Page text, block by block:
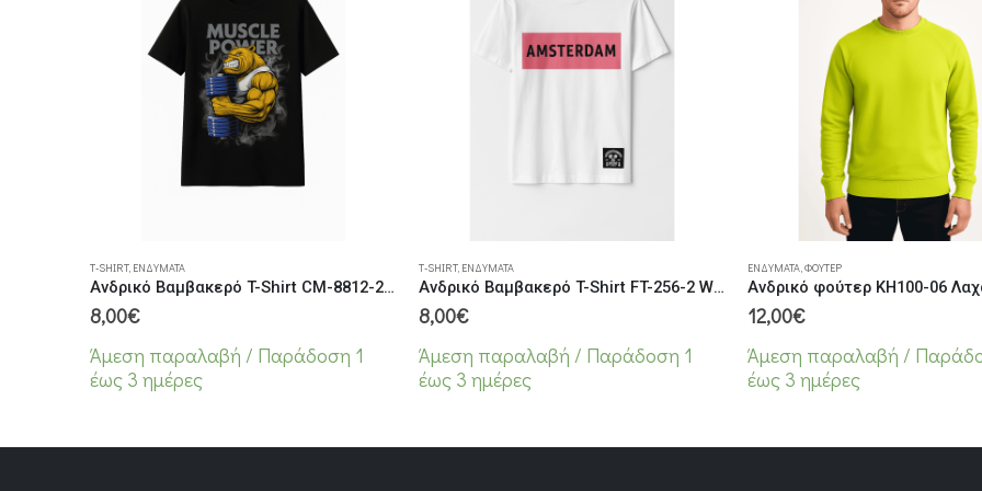
T-SHIRT, ΕΝΔΎΜΑΤΑ
Ανδρικό Βαμβακερό T-Shirt CM-8812-2 Μαύρο
8,00€
Άμεση παραλαβή / Παράδoση 1
έως 3 ημέρες
T-SHIRT, ΕΝΔΎΜΑΤΑ
Ανδρικό Βαμβακερό T-Shirt FT-256-2 White
8,00€
Άμεση παραλαβή / Παράδoση 1
έως 3 ημέρες
Αυτό το προϊόν έχει πολλαπλές παραλλαγές. Οι επιλογές μπορούν να επιλεγούν στη σελίδα του προϊόντος
ΕΝΔΎΜΑΤΑ,ΦΟΎΤΕΡ
Ανδρικό φούτερ KH100-06
12,00€
Άμεση παραλαβή /
έως 3 ημέρες